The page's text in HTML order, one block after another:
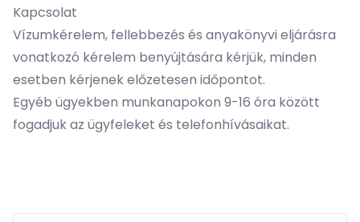
Kapcsolat
Vízumkérelem, fellebbezés és anyakönyvi eljárásra
vonatkozó kérelem benyújtására kérjük, minden
esetben kérjenek előzetesen időpontot.
Egyéb ügyekben munkanapokon 9-16 óra között
fogadjuk az ügyfeleket és telefonhívásaikat.